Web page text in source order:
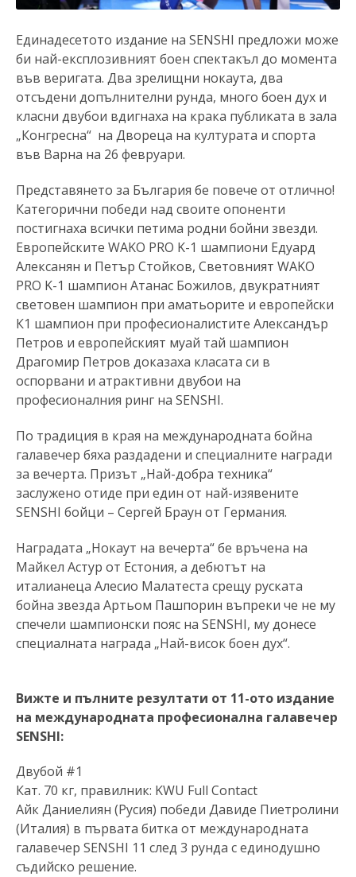
Единадесетото издание на SENSHI предложи може
би най-експлозивният боен спектакъл до момента
във веригата. Два зрелищни нокаута, два
отсъдени допълнителни рунда, много боен дух и
класни двубои вдигнаха на крака публиката в зала
„Конгресна“ на Двореца на културата и спорта
във Варна на 26 февруари.
Представянето за България бе повече от отлично!
Категорични победи над своите опоненти
постигнаха всички петима родни бойни звезди.
Европейските WAKO PRO K-1 шампиони Едуард
Алексанян и Петър Стойков, Световният WAKO
PRO K-1 шампион Атанас Божилов, двукратният
световен шампион при аматьорите и европейски
К1 шампион при професионалистите Александър
Петров и европейският муай тай шампион
Драгомир Петров доказаха класата си в
оспорвани и атрактивни двубои на
професионалния ринг на SENSHI.
По традиция в края на международната бойна
галавечер бяха раздадени и специалните награди
за вечерта. Призът „Най-добра техника“
заслужено отиде при един от най-изявените
SENSHI бойци – Сергей Браун от Германия.
Наградата „Нокаут на вечерта“ бе връчена на
Майкел Астур от Естония, а дебютът на
италианеца Алесио Малатеста срещу руската
бойна звезда Артьом Пашпорин въпреки че не му
спечели шампионски пояс на SENSHI, му донесе
специалната награда „Най-висок боен дух“.
Вижте и пълните резултати от 11-ото издание
на международната професионална галавечер
SENSHI:
Двубой #1
Кат. 70 кг, правилник: KWU Full Contact
Айк Даниелиян (Русия) победи Дaвиде Пиетролини
(Италия) в първата битка от международната
галавечер SENSHI 11 след 3 рунда с единодушно
съдийско решение.